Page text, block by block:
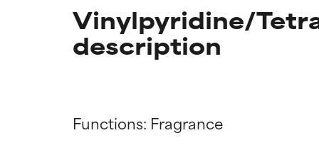
Vinylpyridine/
description
Functions: Fragrance